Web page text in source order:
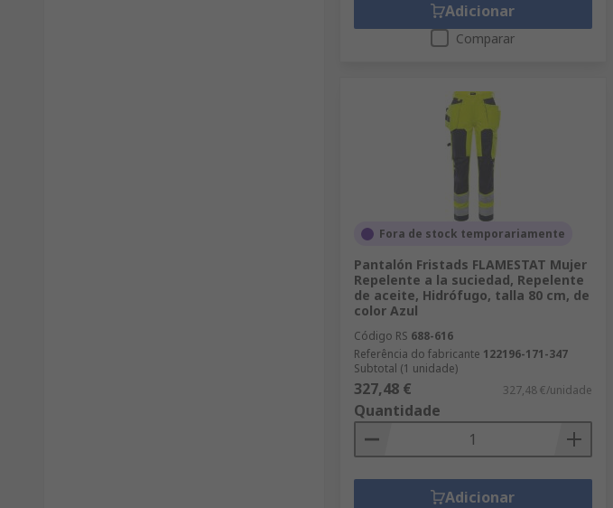
Adicionar
Comparar
Fora de stock temporariamente
Pantalón Fristads FLAMESTAT Mujer
Repelente a la suciedad, Repelente
de aceite, Hidrófugo, talla 80 cm, de
color Azul
Código RS 688-616
Referência do fabricante 122196-171-347
Subtotal (1 unidade)
327,48 € 327,48 €/unidade
Quantidade
Adicionar